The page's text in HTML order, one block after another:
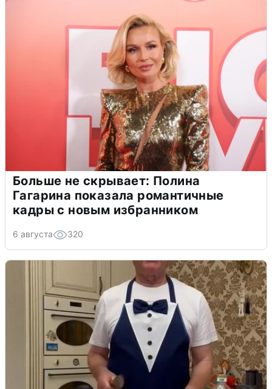
Больше не скрывает: Полина
Гагарина показала романтичные
кадры с новым избранником
6 августа 320